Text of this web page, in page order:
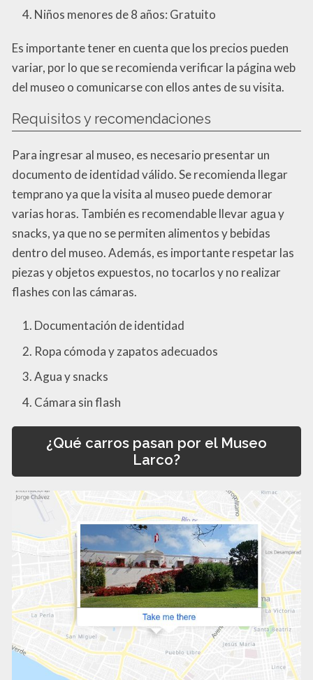
Niños menores de 8 años: Gratuito
Es importante tener en cuenta que los precios pueden
variar, por lo que se recomienda verificar la página web
del museo o comunicarse con ellos antes de su visita.
Requisitos y recomendaciones
Para ingresar al museo, es necesario presentar un
documento de identidad válido. Se recomienda llegar
temprano ya que la visita al museo puede demorar
varias horas. También es recomendable llevar agua y
snacks, ya que no se permiten alimentos y bebidas
dentro del museo. Además, es importante respetar las
piezas y objetos expuestos, no tocarlos y no realizar
flashes con las cámaras.
Documentación de identidad
Ropa cómoda y zapatos adecuados
Agua y snacks
Cámara sin flash
¿Qué carros pasan por el Museo
Larco?